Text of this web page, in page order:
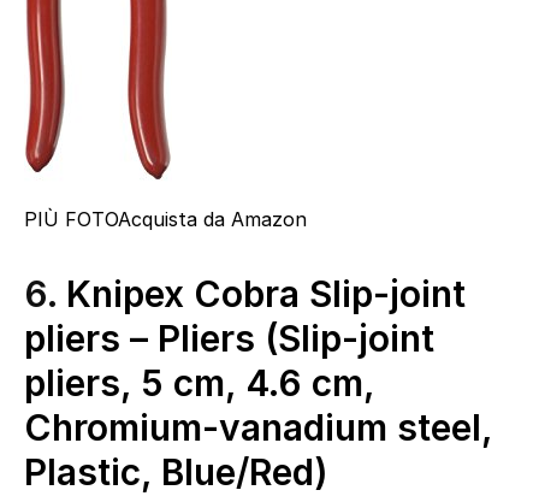
PIÙ FOTOAcquista da Amazon
6. Knipex Cobra Slip-joint
pliers – Pliers (Slip-joint
pliers, 5 cm, 4.6 cm,
Chromium-vanadium steel,
Plastic, Blue/Red)